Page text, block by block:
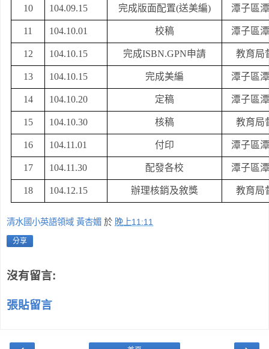
10 104.09.15 完成版面配置(送美編) 潭子區
11 104.10.01 校稿 潭子區
12 104.10.15 完成ISBN.GPN申請 教育局
13 104.10.15 完成美編 潭子區
14 104.10.20 定稿 潭子區
15 104.10.30 核稿 教育局
16 104.11.01 付印 潭子區
17 104.11.30 配發各校 潭子區
18 104.12.15 辦理核銷及敘獎 教育局
清水國小英語領域 黃杏媚 於 晚上11:11
分享
沒有留言:
張貼留言